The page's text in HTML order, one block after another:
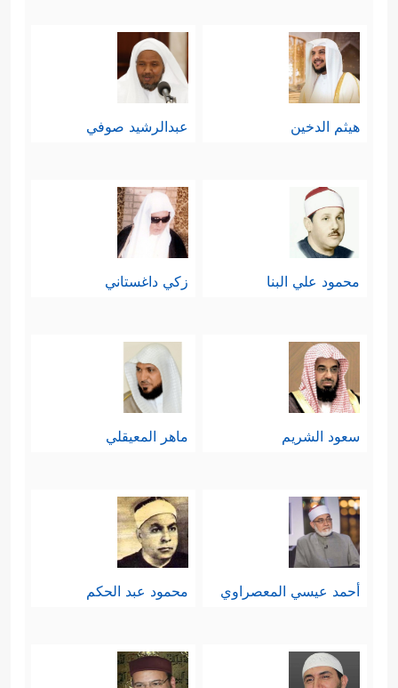
هيثم الدخين عبدالرشيد صوفي
محمود علي البنا زكي داغستاني
سعود الشريم ماهر المعيقلي
أحمد عيسي المعصراوي محمود عبد الحكم